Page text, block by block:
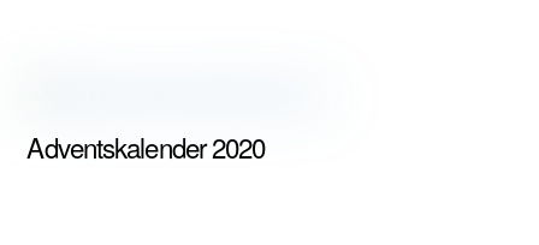
Adventskalender 2020